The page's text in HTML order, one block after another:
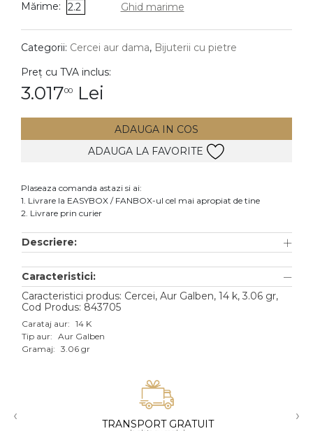
DIAMANTE Vezi toate
Cercei
Accesorii
Aur alb
Aur roz
Aur mixt
18K
Mărime: 2.2 Ghid marime
Categorii: Cercei aur dama, Bijuterii cu pietre
Preț cu TVA inclus:
3.01700 Lei
ADAUGA IN COS
ADAUGA LA FAVORITE
Plaseaza comanda astazi si ai:
1. Livrare la EASYBOX / FANBOX-ul cel mai apropiat de tine
2. Livrare prin curier
Descriere:
Caracteristici:
Caracteristici produs: Cercei, Aur Galben, 14 k, 3.06 gr,
Cod Produs: 843705
Carataj aur: 14 K
Tip aur: Aur Galben
Gramaj: 3.06 gr
‹ TRANSPORT GRATUIT ›